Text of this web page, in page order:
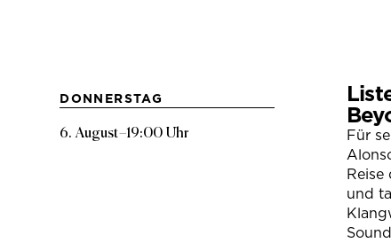
DONNERSTAG
6. August–19:00 Uhr
Für
Reise
und